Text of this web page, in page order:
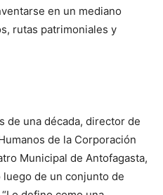
en un mediano
rutas patrimoniales y
de una década, director de
de la Corporación
Municipal de Antofagasta,
de un conjunto de